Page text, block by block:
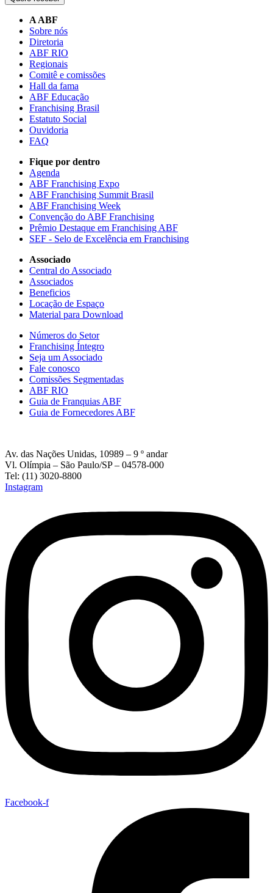
A ABF
Sobre nós
Diretoria
ABF RIO
Regionais
Comitê e comissões
Hall da fama
ABF Educação
Franchising Brasil
Estatuto Social
Ouvidoria
FAQ
Fique por dentro
Agenda
ABF Franchising Expo
ABF Franchising Summit Brasil
ABF Franchising Week
Convenção do ABF Franchising
Prêmio Destaque em Franchising ABF
SEF - Selo de Excelência em Franchising
Associado
Central do Associado
Associados
Beneficios
Locação de Espaço
Material para Download
Números do Setor
Franchising Íntegro
Seja um Associado
Fale conosco
Comissões Segmentadas
ABF RIO
Guia de Franquias ABF
Guia de Fornecedores ABF
Av. das Nações Unidas, 10989 – 9 º andar
Vl. Olímpia – São Paulo/SP – 04578-000
Tel: (11) 3020-8800
Instagram
Facebook-f